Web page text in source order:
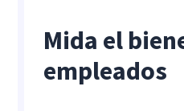
Mida el
empleados